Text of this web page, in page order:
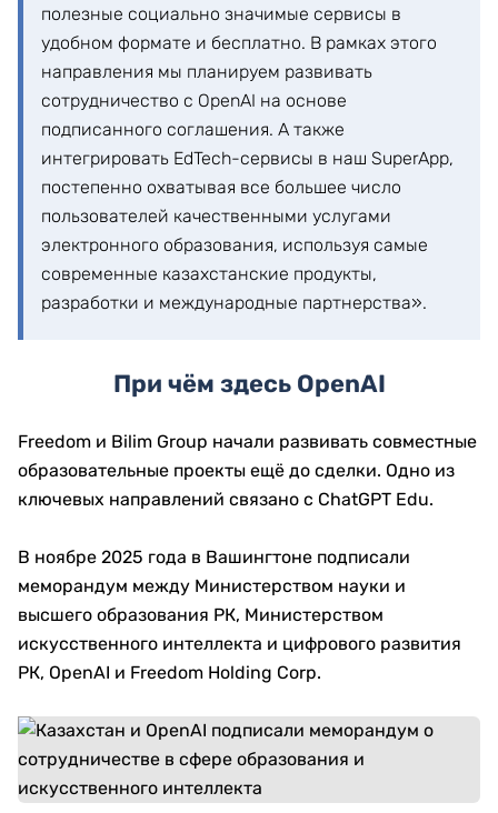
полезные социально значимые сервисы в
удобном формате и бесплатно. В рамках этого
направления мы планируем развивать
сотрудничество с OpenAI на основе
подписанного соглашения. А также
интегрировать EdTech-сервисы в наш SuperApp,
постепенно охватывая все большее число
пользователей качественными услугами
электронного образования, используя самые
современные казахстанские продукты,
разработки и международные партнерства».
При чём здесь OpenAI
Freedom и Bilim Group начали развивать совместные
образовательные проекты ещё до сделки. Одно из
ключевых направлений связано с ChatGPT Edu.
В ноябре 2025 года в Вашингтоне подписали
меморандум между Министерством науки и
высшего образования РК, Министерством
искусственного интеллекта и цифрового развития
РК, OpenAI и Freedom Holding Corp.